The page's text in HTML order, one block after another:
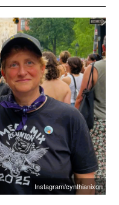
Instagram/cynthianixon